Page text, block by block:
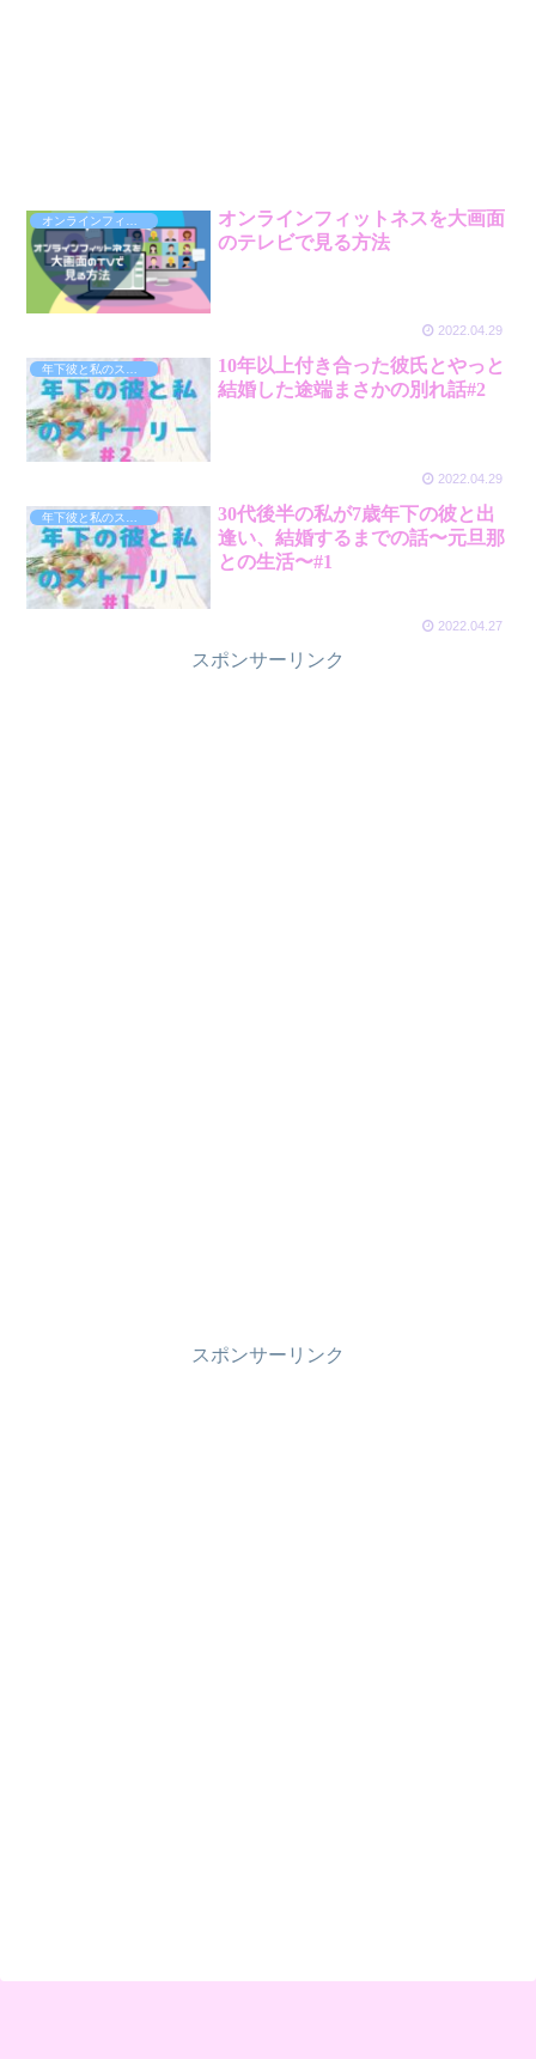
オンラインフィットネスを大画面
のテレビで見る方法
2022.04.29
10年以上付き合った彼氏とやっと
結婚した途端まさかの別れ話#2
2022.04.29
30代後半の私が7歳年下の彼と出
逢い、結婚するまでの話〜元旦那
との生活〜#1
2022.04.27
スポンサーリンク
スポンサーリンク